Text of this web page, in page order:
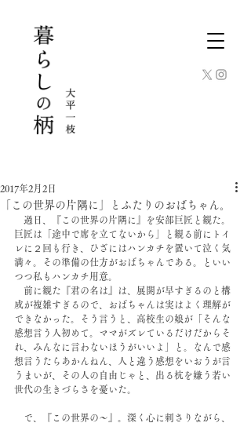
「この世界の片隅に」とふたりのおばちゃん。
2017年2月2日
過日、『この世界の片隅に』を安部巨匠と観た。
巨匠は「途中で席を立てないから」と観る前にトイ
レに２回も行き、ひざにはハンカチを置いて泣く気
満々。その準備の仕方がおばちゃんである。といい
つつ私もハンカチ用意。
前に観た『君の名は』は、展開が早すぎるのと構
成が複雑すぎるので、おばちゃんは実はよく理解が
できなかった。そう言うと、高校生の娘が「そんな
感想言う人初めて。ママがズレているだけだからそ
れ、みんなに言わないほうがいいよ」と。なんで感
想言うたらあかんねん、人と違う感想をいおうが言
うまいが、その人の自由じゃと、出る杭を嫌う若い
世代の生きづらさを憂いた。
で、『この世界の〜』。深く心に刺さりながら、